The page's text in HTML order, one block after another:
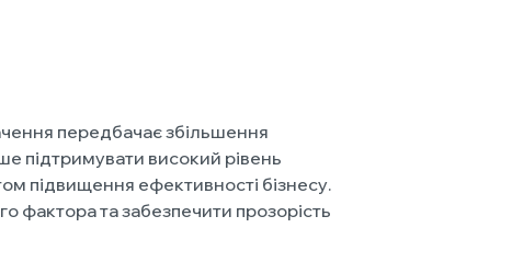
передбачає збільшення
підтримувати високий рівень
підвищення ефективності бізнесу.
фактора та забезпечити прозорість